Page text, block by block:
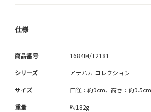
仕様
商品番号 1684IM/T2181
シリーズ アテハカ コレクション
サイズ 口径：約9cm、高さ：約9.5cm
重量 約182g